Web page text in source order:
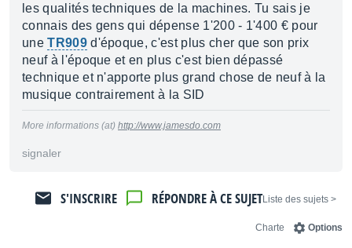
les qualités techniques de la machines. Tu sais je
connais des gens qui dépense 1'200 - 1'400 € pour
uneTR909d'époque, c'est plus cher que son prix
neuf à l'époque et en plus c'est bien dépassé
technique et n'apporte plus grand chose de neuf à la
musique contrairement à la SID
More informations (at) http://www.jamesdo.com
signaler
< Liste des sujets
RÉPONDRE À CE SUJET
S'INSCRIRE
Options
Charte